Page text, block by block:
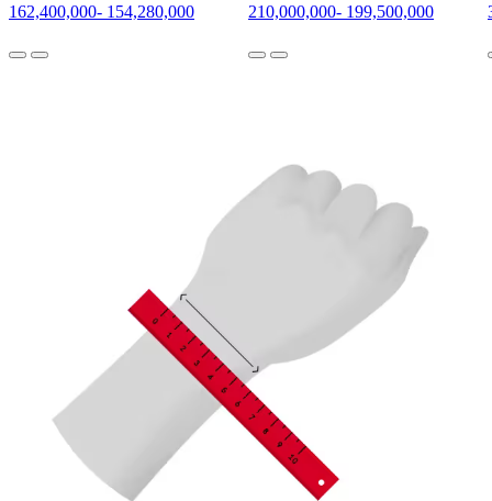
162,400,000- 154,280,000
210,000,000- 199,500,000